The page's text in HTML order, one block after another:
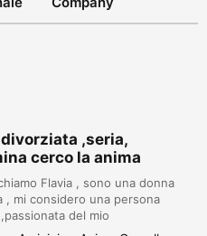
,seria,
cerco la anima
Flavia , sono una donna
, mi considero una persona
del mio
esigente e molto